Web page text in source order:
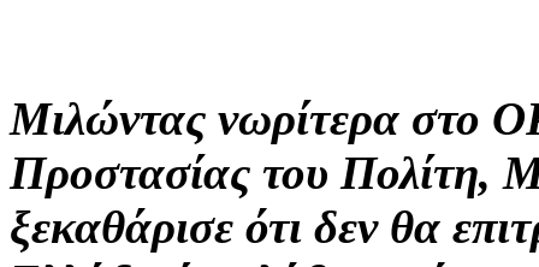
Μιλώντας νωρίτερα στο
Προστασίας του Πολίτη,
ξεκαθάρισε ότι δεν θα